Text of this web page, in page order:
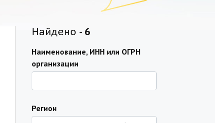
Найдено - 6
Наименование, ИНН или ОГРН
организации
Регион